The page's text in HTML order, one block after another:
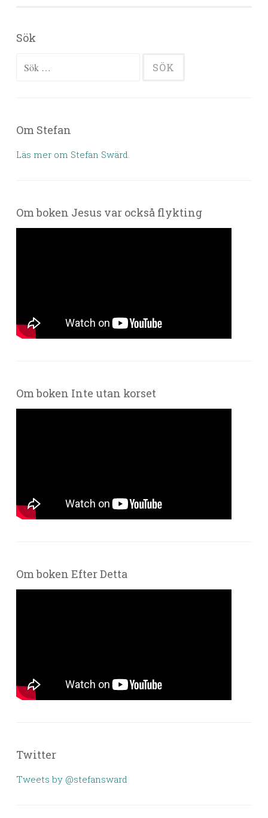
Sök
Sök efter:
Om Stefan
Läs mer om Stefan Swärd.
Om boken Jesus var också flykting
Om boken Inte utan korset
Om boken Efter Detta
Twitter
Tweets by @stefansward